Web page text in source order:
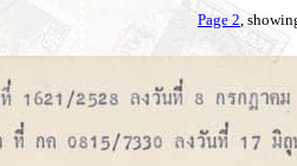
Page 2,